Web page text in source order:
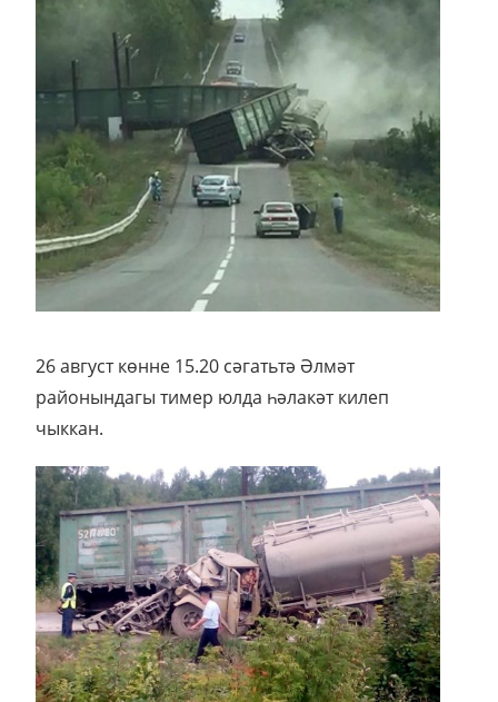
26 август көнне 15.20 сәгатьтә Әлмәт
районындагы тимер юлда һәлакәт килеп
чыккан.